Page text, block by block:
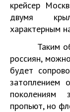
крейсер
двумя
характерным
Таким
россиян,
будет
затоплением
поколениям
пропьют, но